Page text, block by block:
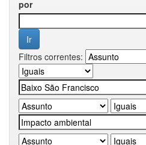
por
Filtros correntes: